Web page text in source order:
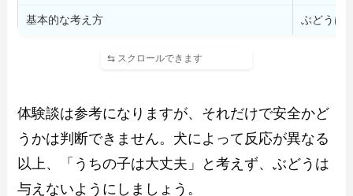
基本的な考え方 ぶどうは
体験談は参考になりますが、それだけで安全かど
うかは判断できません。犬によって反応が異なる
以上、「うちの子は大丈夫」と考えず、ぶどうは
与えないようにしましょう。